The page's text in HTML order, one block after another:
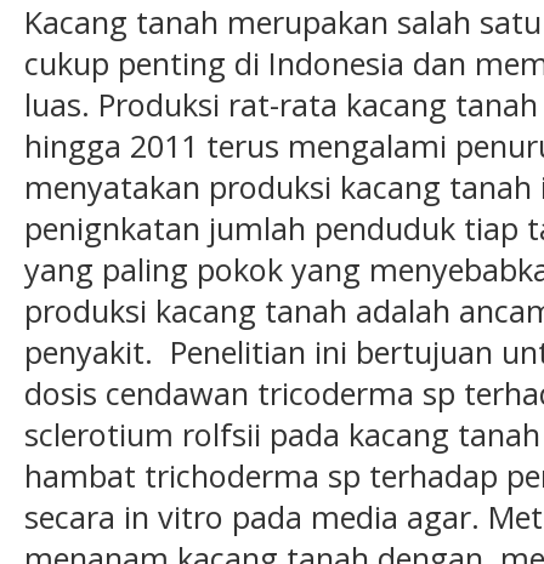
Kacang tanah merupakan salah
cukup penting di Indonesia dan
luas. Produksi rat-rata kacang
hingga 2011 terus mengalami
menyatakan produksi kacang
penignkatan jumlah penduduk tiap
yang paling pokok yang
produksi kacang tanah adalah
penyakit. Penelitian ini bertujuan
dosis cendawan tricoderma sp
sclerotium rolfsii pada kacang
hambat trichoderma sp terhadap
secara in vitro pada media agar.